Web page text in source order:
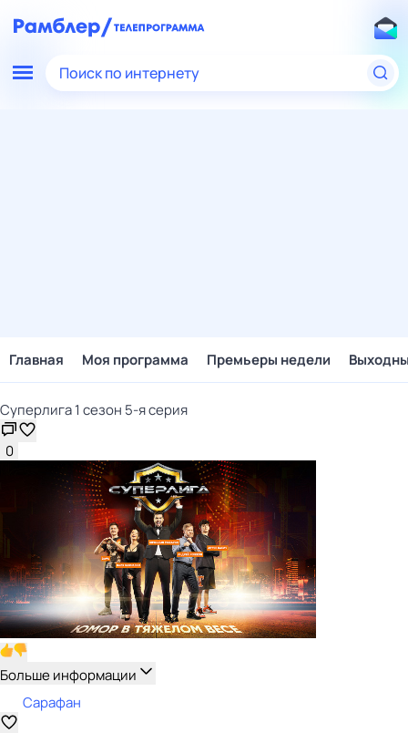
Поиск по интернету
Главная Моя программа Премьеры недели
Суперлига 1 сезон 5-я серия
0
Больше информации
Сарафан